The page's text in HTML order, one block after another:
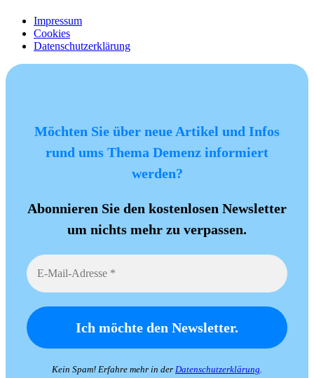
Impressum
Cookies
Datenschutzerklärung
Möchten Sie über neue Artikel und Infos
rund ums Thema Demenz informiert
werden?
Abonnieren Sie den kostenlosen Newsletter
um nichts mehr zu verpassen.
Kein Spam! Erfahre mehr in der Datenschutzerklärung.